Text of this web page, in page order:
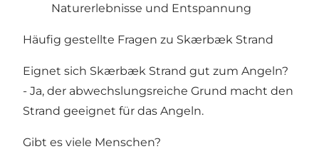
Naturerlebnisse und Entspannung
Häufig gestellte Fragen zu Skærbæk Strand
Eignet sich Skærbæk Strand gut zum Angeln?
- Ja, der abwechslungsreiche Grund macht den
Strand geeignet für das Angeln.
Gibt es viele Menschen?